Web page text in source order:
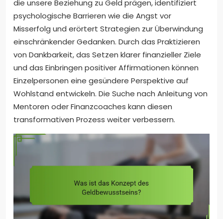
die unsere Beziehung zu Geld prägen, identifiziert
psychologische Barrieren wie die Angst vor
Misserfolg und erörtert Strategien zur Überwindung
einschränkender Gedanken. Durch das Praktizieren
von Dankbarkeit, das Setzen klarer finanzieller Ziele
und das Einbringen positiver Affirmationen können
Einzelpersonen eine gesündere Perspektive auf
Wohlstand entwickeln. Die Suche nach Anleitung von
Mentoren oder Finanzcoaches kann diesen
transformativen Prozess weiter verbessern.